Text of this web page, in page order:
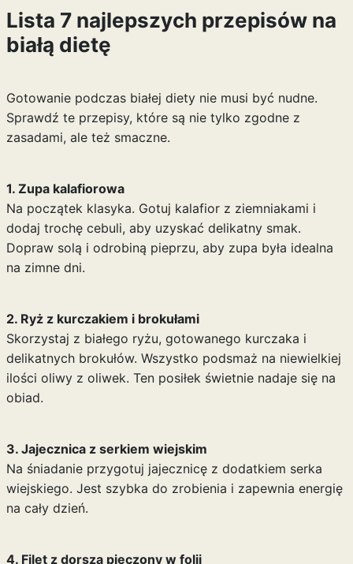
Lista 7 najlepszych przepisów na
białą dietę
Gotowanie podczas białej diety nie musi być nudne.
Sprawdź te przepisy, które są nie tylko zgodne z
zasadami, ale też smaczne.
1. Zupa kalafiorowa
Na początek klasyka. Gotuj kalafior z ziemniakami i
dodaj trochę cebuli, aby uzyskać delikatny smak.
Dopraw solą i odrobiną pieprzu, aby zupa była idealna
na zimne dni.
2. Ryż z kurczakiem i brokułami
Skorzystaj z białego ryżu, gotowanego kurczaka i
delikatnych brokułów. Wszystko podsmaż na niewielkiej
ilości oliwy z oliwek. Ten posiłek świetnie nadaje się na
obiad.
3. Jajecznica z serkiem wiejskim
Na śniadanie przygotuj jajecznicę z dodatkiem serka
wiejskiego. Jest szybka do zrobienia i zapewnia energię
na cały dzień.
4. Filet z dorsza pieczony w folii